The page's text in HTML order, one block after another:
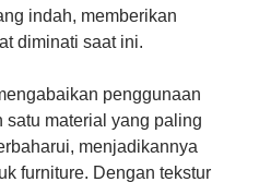
indah, memberikan
diminati saat ini.
penggunaan
satu material yang paling
menjadikannya
furniture. Dengan tekstur